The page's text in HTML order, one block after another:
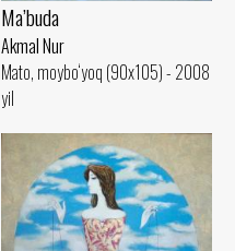
Ma’buda
Akmal Nur
Mato, moybo‘yoq (90x105) - 2008
yil